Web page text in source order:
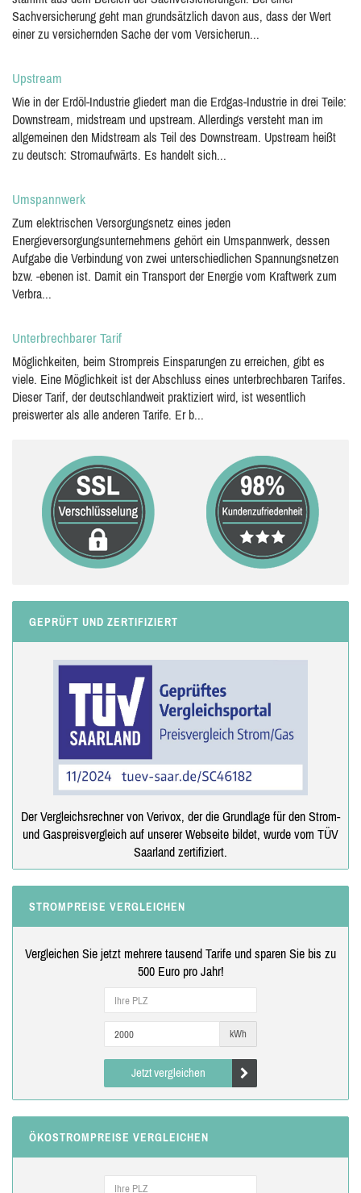
Sachversicherung geht man grundsätzlich davon aus, dass der Wert
einer zu versichernden Sache der vom Versicherun...
Upstream
Wie in der Erdöl-Industrie gliedert man die Erdgas-Industrie in drei Teile:
Downstream, midstream und upstream. Allerdings versteht man im
allgemeinen den Midstream als Teil des Downstream. Upstream heißt
zu deutsch: Stromaufwärts. Es handelt sich...
Umspannwerk
Zum elektrischen Versorgungsnetz eines jeden
Energieversorgungsunternehmens gehört ein Umspannwerk, dessen
Aufgabe die Verbindung von zwei unterschiedlichen Spannungsnetzen
bzw. -ebenen ist. Damit ein Transport der Energie vom Kraftwerk zum
Verbra...
Unterbrechbarer Tarif
Möglichkeiten, beim Strompreis Einsparungen zu erreichen, gibt es
viele. Eine Möglichkeit ist der Abschluss eines unterbrechbaren Tarifes.
Dieser Tarif, der deutschlandweit praktiziert wird, ist wesentlich
preiswerter als alle anderen Tarife. Er b...
GEPRÜFT UND ZERTIFIZIERT
Der Vergleichsrechner von Verivox, der die Grundlage für den Strom-
und Gaspreisvergleich auf unserer Webseite bildet, wurde vom TÜV
Saarland zertifiziert.
STROMPREISE VERGLEICHEN
Vergleichen Sie jetzt mehrere tausend Tarife und sparen Sie bis zu
500 Euro pro Jahr!
kWh
Jetzt vergleichen
ÖKOSTROMPREISE VERGLEICHEN